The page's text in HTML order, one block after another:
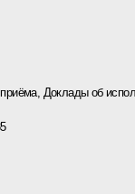
, Доклады об